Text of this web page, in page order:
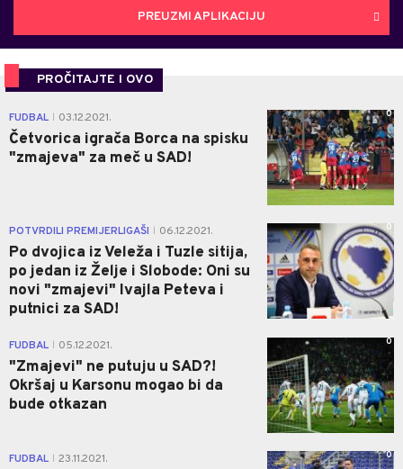
PREUZMI APLIKACIJU
PROČITAJTE I OVO
FUDBAL 03.12.2021.
Četvorica igrača Borca na spisku
"zmajeva" za meč u SAD!
0
POTVRDILI PREMIJERLIGAŠI 06.12.2021.
Po dvojica iz Veleža i Tuzle sitija,
po jedan iz Želje i Slobode: Oni su
novi "zmajevi" Ivajla Peteva i
putnici za SAD!
0
FUDBAL 05.12.2021.
"Zmajevi" ne putuju u SAD?!
Okršaj u Karsonu mogao bi da
bude otkazan
0
FUDBAL 23.11.2021. 0